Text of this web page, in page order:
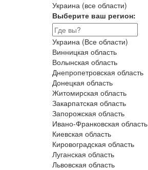
Украина (все области)
Выберите ваш регион:
Украина (Все области)
Винницкая область
Волынская область
Днепропетровская область
Донецкая область
Житомирская область
Закарпатская область
Запорожская область
Ивано-Франковская область
Киевская область
Кировоградская область
Луганская область
Львовская область